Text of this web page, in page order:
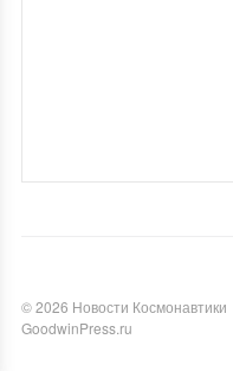
©2026 Новости Космонавтики
GoodwinPress.ru